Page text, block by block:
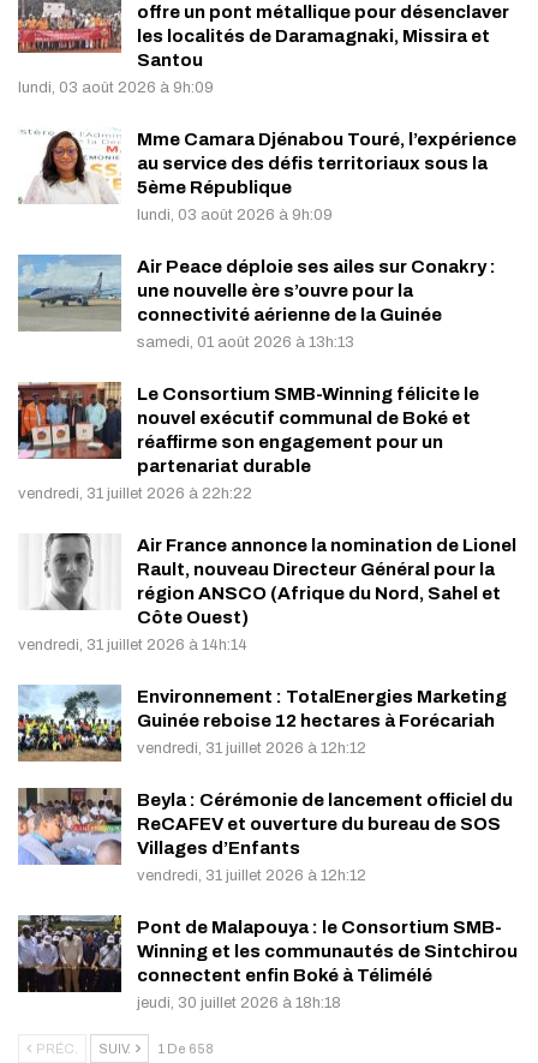
offre un pont métallique pour désenclaver
les localités de Daramagnaki, Missira et
Santou
lundi, 03 août 2026 à 9h:09
Mme Camara Djénabou Touré, l’expérience
au service des défis territoriaux sous la
5ème République
lundi, 03 août 2026 à 9h:09
Air Peace déploie ses ailes sur Conakry :
une nouvelle ère s’ouvre pour la
connectivité aérienne de la Guinée
samedi, 01 août 2026 à 13h:13
Le Consortium SMB-Winning félicite le
nouvel exécutif communal de Boké et
réaffirme son engagement pour un
partenariat durable
vendredi, 31 juillet 2026 à 22h:22
Air France annonce la nomination de Lionel
Rault, nouveau Directeur Général pour la
région ANSCO (Afrique du Nord, Sahel et
Côte Ouest)
vendredi, 31 juillet 2026 à 14h:14
Environnement : TotalEnergies Marketing
Guinée reboise 12 hectares à Forécariah
vendredi, 31 juillet 2026 à 12h:12
Beyla : Cérémonie de lancement officiel du
ReCAFEV et ouverture du bureau de SOS
Villages d’Enfants
vendredi, 31 juillet 2026 à 12h:12
Pont de Malapouya : le Consortium SMB-
Winning et les communautés de Sintchirou
connectent enfin Boké à Télimélé
jeudi, 30 juillet 2026 à 18h:18
PRÉC. SUIV. 1 De 658